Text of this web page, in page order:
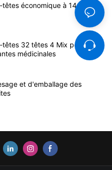
économique à 14 têtes
32 têtes 4 Mix pour le
médicinales
et d'emballage des